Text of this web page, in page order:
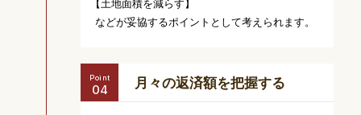
【土地面積を減らす】
などが妥協するポイントとして考えられます。
Point 月々の返済額を把握する